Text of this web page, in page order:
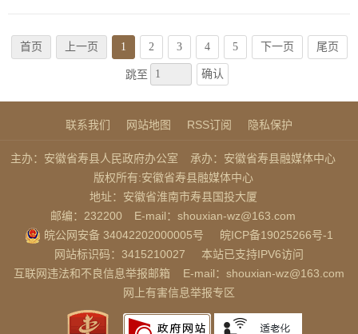
首页 上一页 1 2 3 4 5 下一页 尾页
跳至 确认
联系我们 网站地图 RSS订阅 隐私保护
主办：安徽省寿县人民政府办公室
承办：安徽省寿县融媒体中心
版权所有:安徽省寿县融媒体中心
地址：安徽省淮南市寿县国投大厦
邮编：232200
E-mail：shouxian-wz@163.com
皖公网安备 34042202000005号
皖ICP备19025266号-1
网站标识码：3415210027
本站已支持IPV6访问
互联网违法和不良信息举报邮箱
E-mail：shouxian-wz@163.com
网上有害信息举报专区